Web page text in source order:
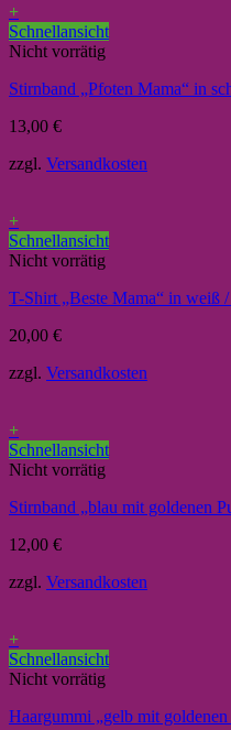
+
Schnellansicht
Nicht vorrätig
Stirnband „Pfoten Mama“ in
13,00 €
zzgl. Versandkosten
+
Schnellansicht
Nicht vorrätig
T-Shirt „Beste Mama“ in weiß /
20,00 €
zzgl. Versandkosten
+
Schnellansicht
Nicht vorrätig
Stirnband „blau mit goldenen
12,00 €
zzgl. Versandkosten
+
Schnellansicht
Nicht vorrätig
Haargummi „gelb mit goldenen